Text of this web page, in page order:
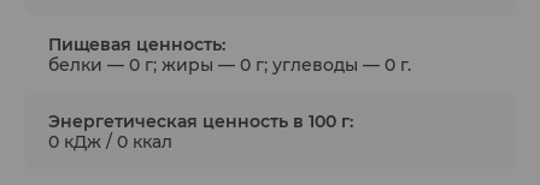
Пищевая ценность:
белки — 0 г; жиры — 0 г; углеводы — 0 г.
Энергетическая ценность в 100 г:
0 кДж / 0 ккал